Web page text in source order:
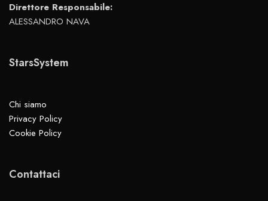
Direttore Responsabile:
ALESSANDRO NAVA
StarsSystem
Chi siamo
Privacy Policy
Cookie Policy
Contattaci